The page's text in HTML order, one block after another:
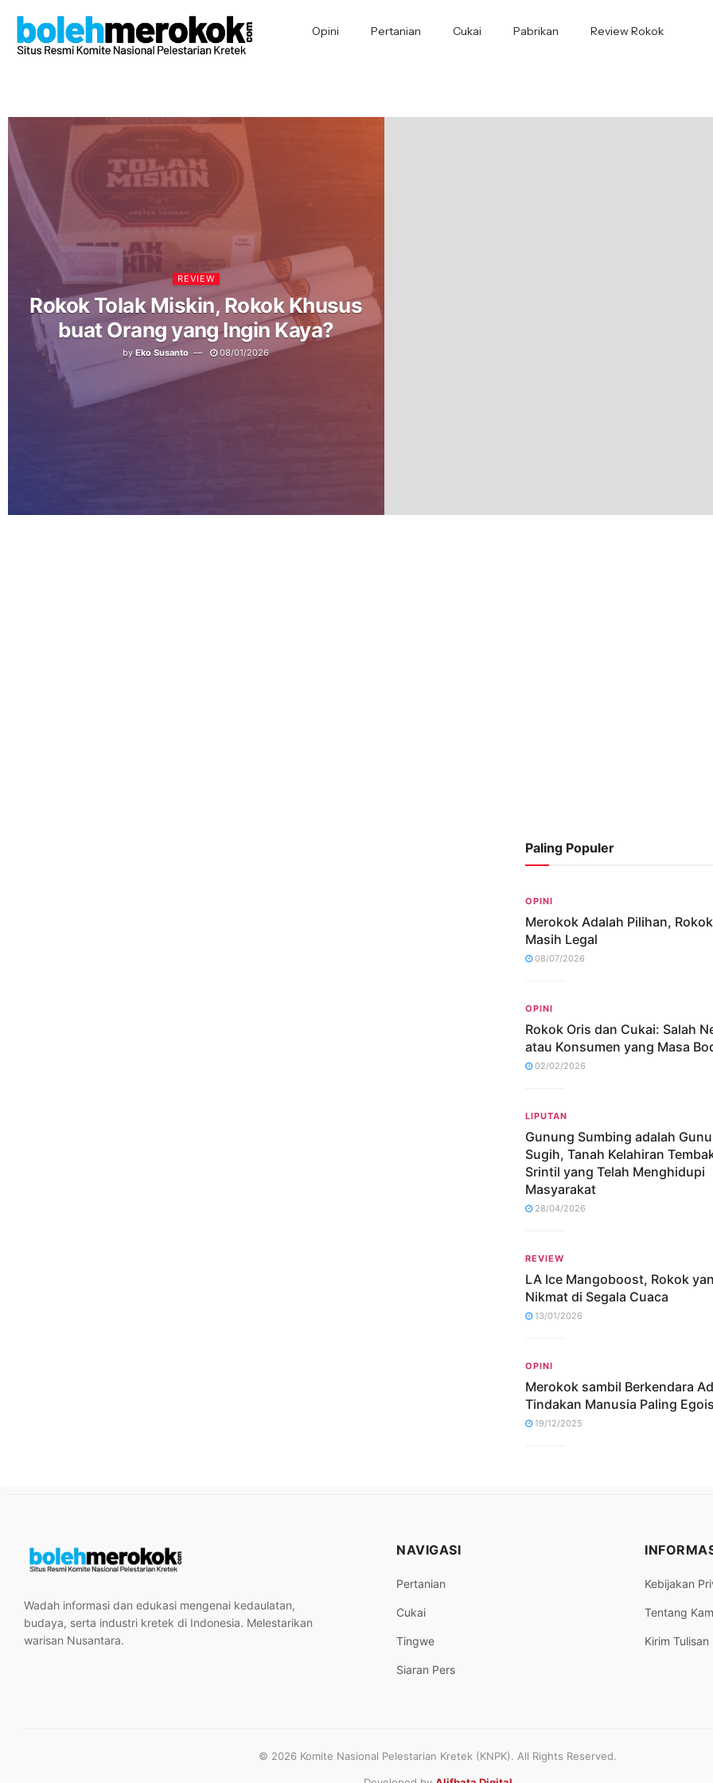
Opini Pertanian Cukai Pabrikan Review Rokok
REVIEW
Rokok Tolak Miskin, Rokok Khusus
buat Orang yang Ingin Kaya?
by Eko Susanto 08/01/2026
Paling Populer
OPINI
Merokok Adalah Pilihan, Rokok
Masih Legal
08/07/2026
OPINI
Rokok Oris dan Cukai: Salah
atau Konsumen yang Masa
02/02/2026
LIPUTAN
Gunung Sumbing adalah
Sugih, Tanah Kelahiran
Srintil yang Telah Menghidupi
Masyarakat
28/04/2026
REVIEW
LA Ice Mangoboost, Rokok
Nikmat di Segala Cuaca
13/01/2026
OPINI
Merokok sambil Berkendara
Tindakan Manusia Paling Egois
19/12/2025
Wadah informasi dan edukasi mengenai kedaulatan,
budaya, serta industri kretek di Indonesia. Melestarikan
warisan Nusantara.
NAVIGASI
Pertanian
Cukai
Tingwe
Siaran Pers
Kebijakan
Tentang
Kirim Tulisan
© 2026 Komite Nasional Pelestarian Kretek (KNPK). All Rights Reserved.